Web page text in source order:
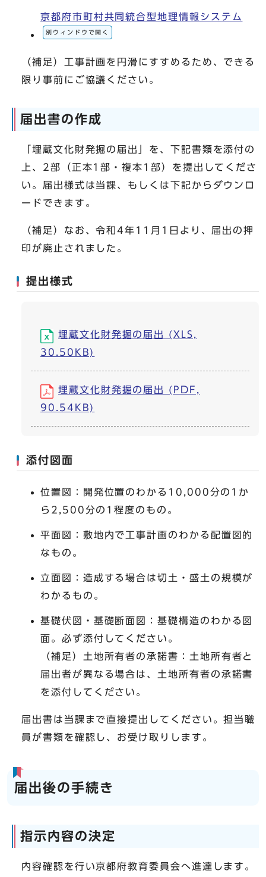
京都府市町村共同統合型地理情報システム
別ウィンドウで開く
（補足）工事計画を円滑にすすめるため、できる
限り事前にご協議ください。
届出書の作成
「埋蔵文化財発掘の届出」を、下記書類を添付の
上、2部（正本1部・複本1部）を提出してくださ
い。届出様式は当課、もしくは下記からダウンロ
ードできます。
（補足）なお、令和4年11月1日より、届出の押
印が廃止されました。
提出様式
埋蔵文化財発掘の届出 (XLS,
30.50KB)
埋蔵文化財発掘の届出 (PDF,
90.54KB)
添付図面
位置図：開発位置のわかる10,000分の1か
ら2,500分の1程度のもの。
平面図：敷地内で工事計画のわかる配置図的
なもの。
立面図：造成する場合は切土・盛土の規模が
わかるもの。
基礎伏図・基礎断面図：基礎構造のわかる図
面。必ず添付してください。
（補足）土地所有者の承諾書：土地所有者と
届出者が異なる場合は、土地所有者の承諾書
を添付してください。
届出書は当課まで直接提出してください。担当職
員が書類を確認し、お受け取りします。
届出後の手続き
指示内容の決定
内容確認を行い京都府教育委員会へ進達します。